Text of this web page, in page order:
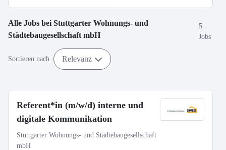
Alle Jobs bei Stuttgarter Wohnungs- und
Städtebaugesellschaft mbH
5
Jobs
Sortieren nach Relevanz
Referent*in (m/w/d) interne und
digitale Kommunikation
Stuttgarter Wohnungs- und Städtebaugesellschaft
mbH